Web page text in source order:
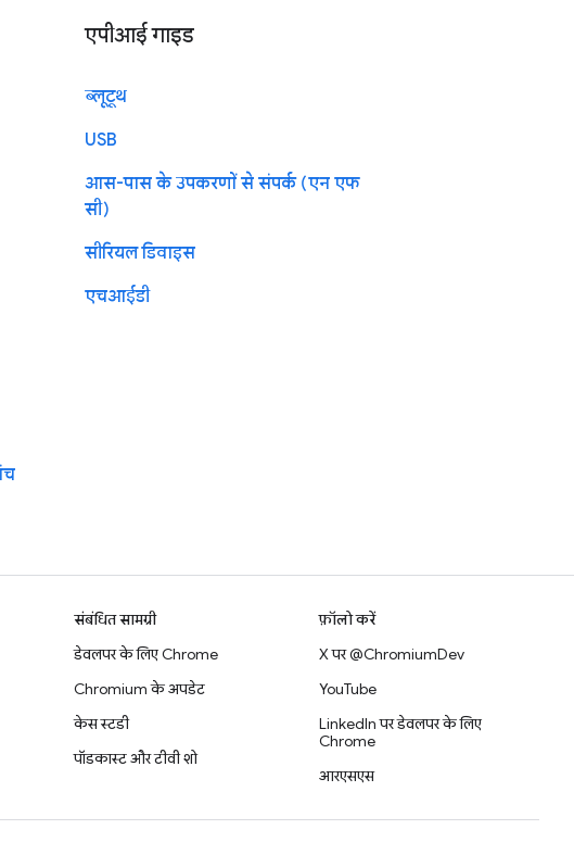
एपीआई गाइड
ब्लूटूथ
USB
आस-पास के उपकरणों से संपर्क (एन एफ
सी)
सीरियल डिवाइस
एचआईडी
संबंधित सामग्री
डेवलपर के लिए Chrome
Chromium के अपडेट
केस स्टडी
पॉडकास्ट और टीवी शो
फ़ॉलो करें
X पर @ChromiumDev
YouTube
LinkedIn पर डेवलपर के लिए
Chrome
आरएसएस